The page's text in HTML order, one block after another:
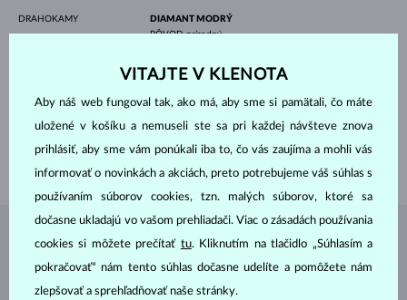
DRAHOKAMY
DIAMANT MODRÝ
PÔVODprírodný
ÚPRAVYÚprava farby
PRIEMER
3 mm
ŠPERKY ZATELIÉRU KLENOTA
VITAJTE V KLENOTA
Aby náš web fungoval tak, ako má, aby sme si pamätali, čo máte
uložené v košíku a nemuseli ste sa pri každej návšteve znova
prihlásiť, aby sme vám ponúkali iba to, čo vás zaujíma a mohli vás
informovať o novinkách a akciách, preto potrebujeme váš súhlas s
používaním súborov cookies, tzn. malých súborov, ktoré sa
dočasne ukladajú vo vašom prehliadači. Viac o zásadách používania
cookies si môžete prečítať tu. Kliknutím na tlačidlo „Súhlasím a
pokračovať“ nám tento súhlas dočasne udelíte a pomôžete nám
zlepšovať a sprehľadňovať naše stránky.